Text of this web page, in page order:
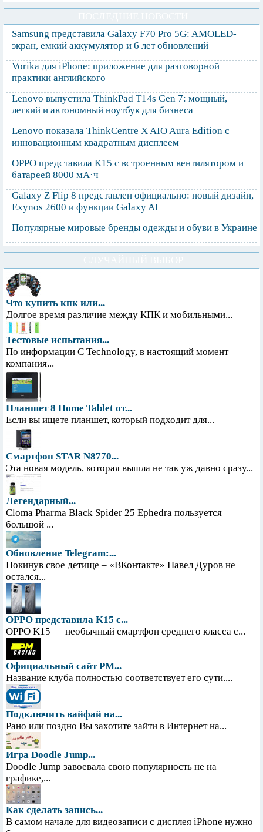
Samsung представила Galaxy F70 Pro 5G: AMOLED-
экран, емкий аккумулятор и 6 лет обновлений
Vorika для iPhone: приложение для разговорной
практики английского
Lenovo выпустила ThinkPad T14s Gen 7: мощный,
легкий и автономный ноутбук для бизнеса
Lenovo показала ThinkCentre X AIO Aura Edition с
инновационным квадратным дисплеем
OPPO представила K15 с встроенным вентилятором и
батареей 8000 мА·ч
Galaxy Z Flip 8 представлен официально: новый дизайн,
Exynos 2600 и функции Galaxy AI
Популярные мировые бренды одежды и обуви в Украине
Что купить кпк или...
Долгое время различие между КПК и мобильными...
Тестовые испытания...
По информации С Technology, в настоящий момент
компания...
Планшет 8 Home Tablet от...
Если вы ищете планшет, который подходит для...
Смартфон STAR N8770...
Эта новая модель, которая вышла не так уж давно сразу...
Легендарный...
Cloma Pharma Black Spider 25 Ephedra пользуется
большой ...
Обновление Telegram:...
Покинув свое детище – «ВКонтакте» Павел Дуров не
остался...
OPPO представила K15 с...
OPPO K15 — необычный смартфон среднего класса с...
Официальный сайт PM...
Название клуба полностью соответствует его сути....
Подключить вайфай на...
Рано или поздно Вы захотите зайти в Интернет на...
Игра Doodle Jump...
Doodle Jump завоевала свою популярность не на
графике,...
Как сделать запись...
В самом начале для видеозаписи с дисплея iPhone нужно